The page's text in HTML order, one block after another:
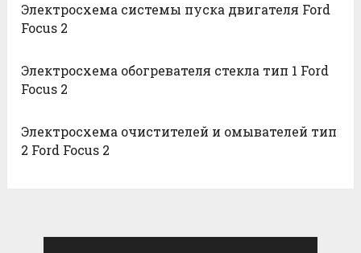
Электросхема системы пуска двигателя Ford
Focus 2
Электросхема обогревателя стекла тип 1 Ford
Focus 2
Электросхема очистителей и омывателей тип
2 Ford Focus 2